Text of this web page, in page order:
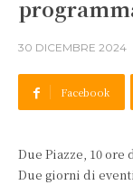
30 DICEMBRE 2024
Facebook
Due Piazze, 10
Due giorni di